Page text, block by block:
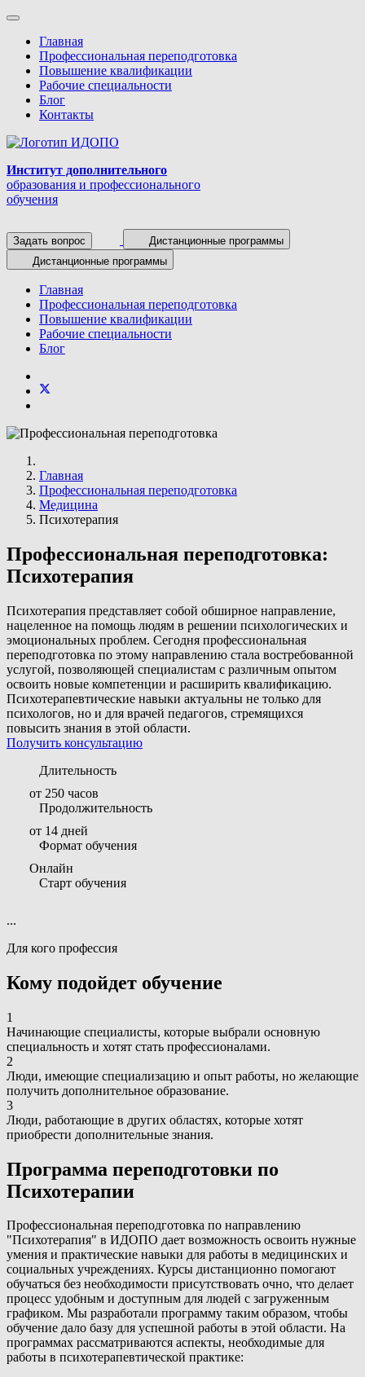
Главная
Профессиональная переподготовка
Повышение квалификации
Рабочие специальности
Блог
Контакты
Институт дополнительного
образования и профессионального
обучения
Задать вопрос
Дистанционные программы
Дистанционные программы
Главная
Профессиональная переподготовка
Повышение квалификации
Рабочие специальности
Блог
Главная
Профессиональная переподготовка
Медицина
Психотерапия
Профессиональная переподготовка:
Психотерапия
Психотерапия представляет собой обширное направление,
нацеленное на помощь людям в решении психологических и
эмоциональных проблем. Сегодня профессиональная
переподготовка по этому направлению стала востребованной
услугой, позволяющей специалистам с различным опытом
освоить новые компетенции и расширить квалификацию.
Психотерапевтические навыки актуальны не только для
психологов, но и для врачей педагогов, стремящихся
повысить знания в этой области.
Получить консультацию
Длительность
от 250 часов
Продолжительность
от 14 дней
Формат обучения
Онлайн
Старт обучения
...
Для кого профессия
Кому подойдет обучение
1
Начинающие специалисты, которые выбрали основную
специальность и хотят стать профессионалами.
2
Люди, имеющие специализацию и опыт работы, но желающие
получить дополнительное образование.
3
Люди, работающие в других областях, которые хотят
приобрести дополнительные знания.
Программа переподготовки по
Психотерапии
Профессиональная переподготовка по направлению
"Психотерапия" в ИДОПО дает возможность освоить нужные
умения и практические навыки для работы в медицинских и
социальных учреждениях. Курсы дистанционно помогают
обучаться без необходимости присутствовать очно, что делает
процесс удобным и доступным для людей с загруженным
графиком. Мы разработали программу таким образом, чтобы
обучение дало базу для успешной работы в этой области. На
программах рассматриваются аспекты, необходимые для
работы в психотерапевтической практике: